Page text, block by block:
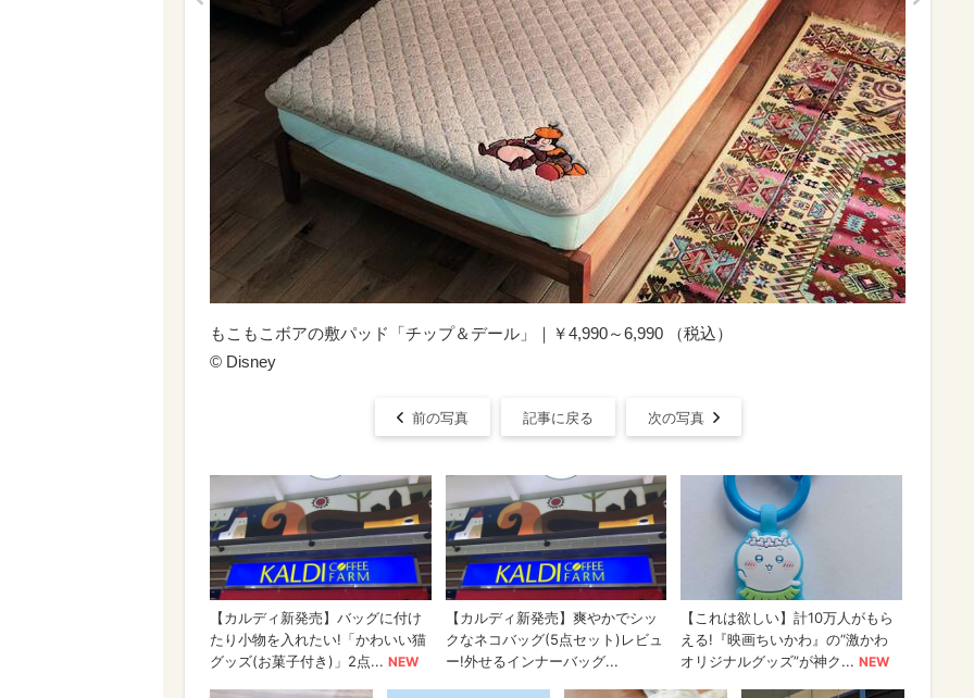
もこもこボアの敷パッド「チップ＆デール」｜￥4,990～6,990 （税込）
© Disney
前の写真 記事に戻る 次の写真